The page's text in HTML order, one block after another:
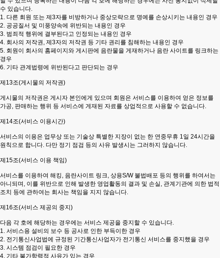
수 있습니다.
1. 다른 회원 또는 제3자를 비방하거나 중상모략으로 명예를 손상시키는 내용인 경우
2. 공공질서 및 미풍양속에 위반되는 내용인 경우
3. 범죄적 행위에 결부된다고 인정되는 내용인 경우
4. 회사의 저작권, 제3자의 저작권 등 기타 권리를 침해하는 내용인 경우
5. 회원이 회사의 홈페이지와 게시판에 음란물을 게재하거나 음란 사이트를 링크하는
경우
6. 기타 관계법령에 위반된다고 판단되는 경우
제13조(게시물의 저작권)
게시물의 저작권은 게시자 본인에게 있으며 회원은 서비스를 이용하여 얻은 정보를
가공, 판매하는 행위 등 서비스에 게재된 자료를 상업적으로 사용할 수 없습니다.
제14조(서비스 이용시간)
서비스의 이용은 업무상 또는 기술상 특별한 지장이 없는 한 연중무휴 1일 24시간을
원칙으로 합니다. 다만 정기 점검 등의 사유 발생시는 그러하지 않습니다.
제15조(서비스 이용 책임)
서비스를 이용하여 해킹, 음란사이트 링크, 상용S/W 불법배포 등의 행위를 하여서는
아니되며, 이를 위반으로 인해 발생한 영업활동의 결과 및 손실, 관계기관에 의한 법적
조치 등에 관하여는 회사는 책임을 지지 않습니다.
제16조(서비스 제공의 중지)
다음 각 호에 해당하는 경우에는 서비스 제공을 중지할 수 있습니다.
1. 서비스용 설비의 보수 등 공사로 인한 부득이한 경우
2. 전기통신사업법에 규정된 기간통신사업자가 전기통신 서비스를 중지했을 경우
3. 시스템 점검이 필요한 경우
4. 기타 불가항력적 사유가 있는 경우